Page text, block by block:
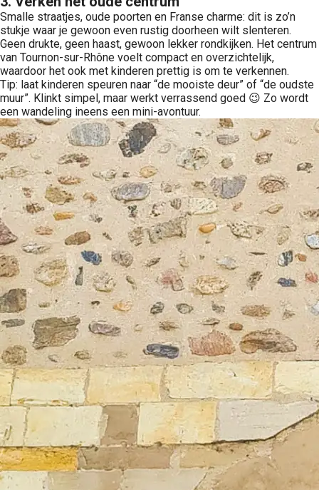
Smalle straatjes, oude poorten en Franse charme: dit is zo’n
stukje waar je gewoon even rustig doorheen wilt slenteren.
Geen drukte, geen haast, gewoon lekker rondkijken. Het centrum
van Tournon-sur-Rhône voelt compact en overzichtelijk,
waardoor het ook met kinderen prettig is om te verkennen.
Tip: laat kinderen speuren naar “de mooiste deur” of “de oudste
muur”. Klinkt simpel, maar werkt verrassend goed 😉 Zo wordt
een wandeling ineens een mini-avontuur.